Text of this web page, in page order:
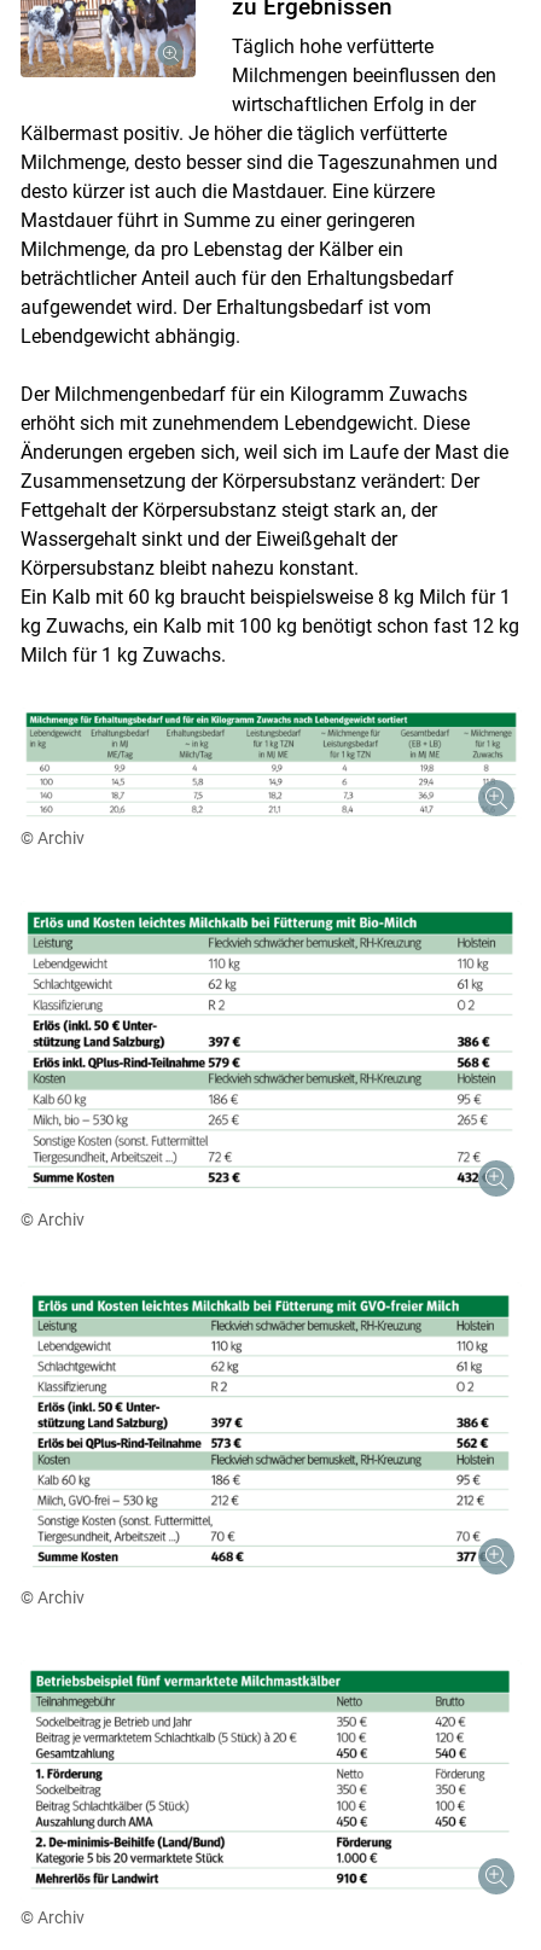
zu Ergebnissen
Täglich hohe verfütterte
Milchmengen beeinflussen den
wirtschaftlichen Erfolg in der
Kälbermast positiv. Je höher die täglich verfütterte
Milchmenge, desto besser sind die Tageszunahmen und
desto kürzer ist auch die Mastdauer. Eine kürzere
Mastdauer führt in Summe zu einer geringeren
Milchmenge, da pro Lebenstag der Kälber ein
beträchtlicher Anteil auch für den Erhaltungsbedarf
aufgewendet wird. Der Erhaltungsbedarf ist vom
Lebendgewicht abhängig.
Der Milchmengenbedarf für ein Kilogramm Zuwachs
erhöht sich mit zunehmendem Lebendgewicht. Diese
Änderungen ergeben sich, weil sich im Laufe der Mast die
Zusammensetzung der Körpersubstanz verändert: Der
Fettgehalt der Körpersubstanz steigt stark an, der
Wassergehalt sinkt und der Eiweißgehalt der
Körpersubstanz bleibt nahezu konstant.
Ein Kalb mit 60 kg braucht beispielsweise 8 kg Milch für 1
kg Zuwachs, ein Kalb mit 100 kg benötigt schon fast 12 kg
Milch für 1 kg Zuwachs.
© Archiv
© Archiv
© Archiv
© Archiv